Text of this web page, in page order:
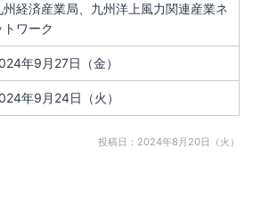
州経済産業局、九州洋上風力関連産業ネ
トワーク
年9月27日（金）
年9月24日（火）
投稿日：2024年8月20日（火）